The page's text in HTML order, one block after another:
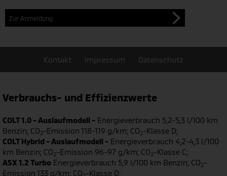
Zur Anmeldung
Kontakt Impressum Datenschutz
Verbrauchs- und Effizienzwerte
COLT 1.0 - Auslaufmodell - Energieverbrauch 5,2-5,3 l/100 km
Benzin; CO2-Emission 118-119 g/km; CO2-Klasse D;
COLT Hybrid - Auslaufmodell - Energieverbrauch 4,2-4,3 l/100
km Benzin; CO2-Emission 96-97 g/km; CO2-Klasse C;
ASX 1.2 Turbo Energieverbrauch 5,9 l/100 km Benzin; CO2-
Emission 133 g/km; CO -Klasse D;